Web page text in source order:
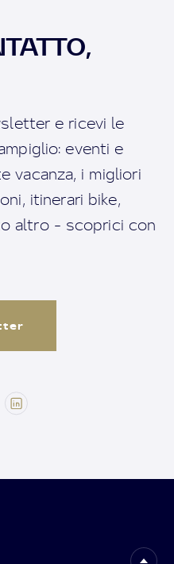
e ricevi le
eventi e
vacanza, i migliori
itinerari bike,
altro - scoprici con